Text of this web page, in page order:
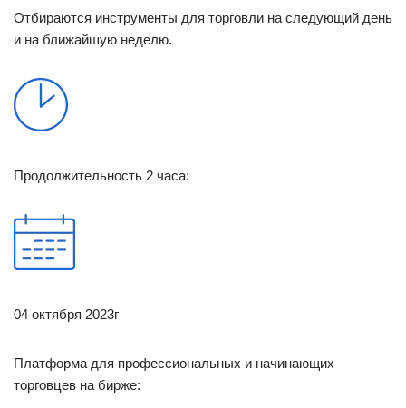
Отбираются инструменты для торговли на следующий день
и на ближайшую неделю.
Продолжительность 2 часа:
04 октября 2023г
Платформа для профессиональных и начинающих
торговцев на бирже: